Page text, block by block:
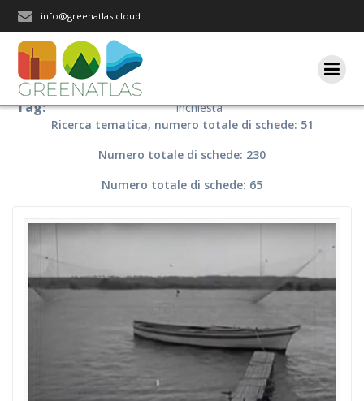
info@greenatlas.cloud
Tag:
Inchiesta
Ricerca tematica, numero totale di schede: 51
Numero totale di schede: 230
Numero totale di schede: 65